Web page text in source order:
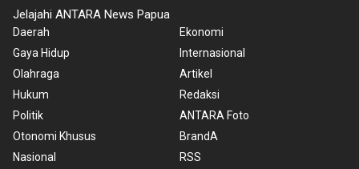
Jelajahi ANTARA News Papua
Daerah
Gaya Hidup
Olahraga
Hukum
Politik
Otonomi Khusus
Nasional
Ekonomi
Internasional
Artikel
Redaksi
ANTARA Foto
BrandA
RSS